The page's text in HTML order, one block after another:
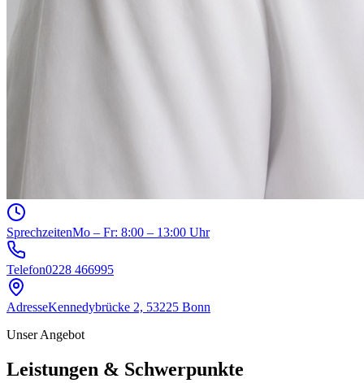
SprechzeitenMo – Fr: 8:00 – 13:00 Uhr
Telefon0228 466995
AdresseKennedybrücke 2, 53225 Bonn
Unser Angebot
Leistungen & Schwerpunkte